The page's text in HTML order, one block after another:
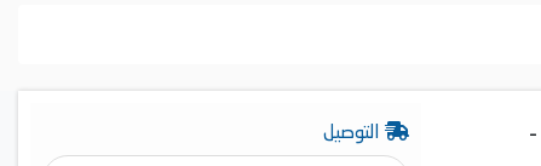
-
التوصيل